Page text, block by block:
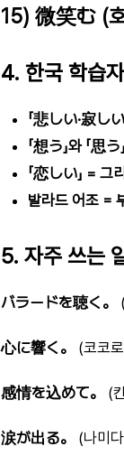
15) 微笑む (
4. 한국 학습
「悲しい·寂し
「想う」와 「思う」
「恋しい」 = 그
발라드 어조 =
5. 자주 쓰는
バラードを聴く。
心に響く。 (코코
感情を込めて。 (
涙が出る。 (나미